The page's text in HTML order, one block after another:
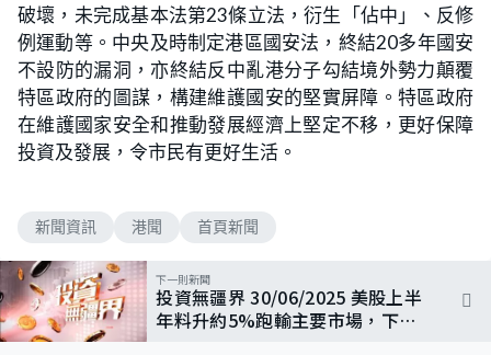
破壞，未完成基本法第23條立法，衍生「佔中」、反修
例運動等。中央及時制定港區國安法，終結20多年國安
不設防的漏洞，亦終結反中亂港分子勾結境外勢力顛覆
特區政府的圖謀，構建維護國安的堅實屏障。特區政府
在維護國家安全和推動發展經濟上堅定不移，更好保障
投資及發展，令市民有更好生活。
新聞資訊 港聞 首頁新聞
下一則新聞
投資無疆界 30/06/2025 美股上半
年料升約5%跑輸主要市場，下半